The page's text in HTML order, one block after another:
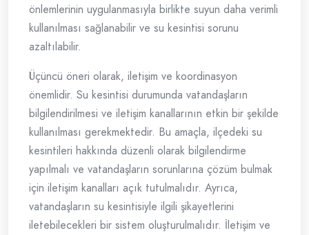
önlemlerinin uygulanmasıyla birlikte suyun daha verimli
kullanılması sağlanabilir ve su kesintisi sorunu
azaltılabilir.
Üçüncü öneri olarak, iletişim ve koordinasyon
önemlidir. Su kesintisi durumunda vatandaşların
bilgilendirilmesi ve iletişim kanallarının etkin bir şekilde
kullanılması gerekmektedir. Bu amaçla, ilçedeki su
kesintileri hakkında düzenli olarak bilgilendirme
yapılmalı ve vatandaşların sorunlarına çözüm bulmak
için iletişim kanalları açık tutulmalıdır. Ayrıca,
vatandaşların su kesintisiyle ilgili şikayetlerini
iletebilecekleri bir sistem oluşturulmalıdır. İletişim ve